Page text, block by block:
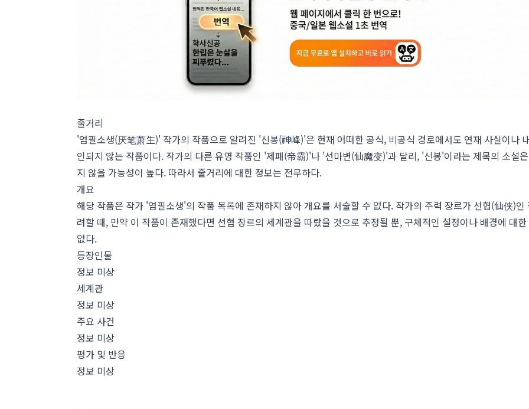
줄거리
'염필소생(厌笔萧生)' 작가의 작품으로 알려진 '신봉(神峰)'은 현재 어떠한 공식, 비공식 경로에서도 연재 사실이나
인되지 않는 작품이다. 작가의 다른 유명 작품인 '제패(帝霸)'나 '선마변(仙魔变)'과 달리, '신봉'이라는 제목의 소설
지 않을 가능성이 높다. 따라서 줄거리에 대한 정보는 전무하다.
개요
해당 작품은 작가 '염필소생'의 작품 목록에 존재하지 않아 개요를 서술할 수 없다. 작가의 주력 장르가 선협(仙侠)인
려할 때, 만약 이 작품이 존재했다면 선협 장르의 세계관을 따랐을 것으로 추정될 뿐, 구체적인 설정이나 배경에 대
없다.
등장인물
정보 미상
세계관
정보 미상
주요 사건
정보 미상
평가 및 반응
정보 미상